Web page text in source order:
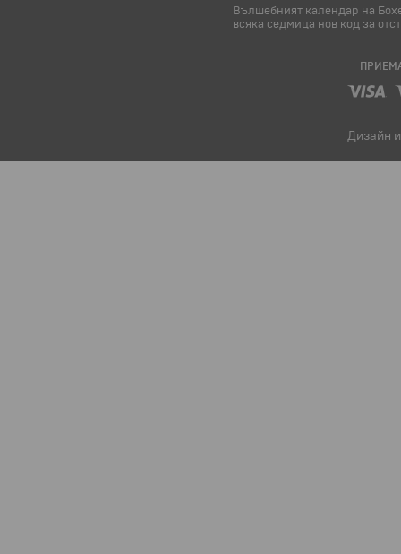
Вълшебният календар на
всяка седмица нов код за
Дизайн